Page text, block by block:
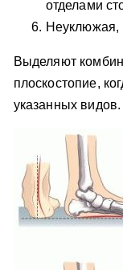
отделами
Неуклюжая,
Выделяют
плоскостопие,
указанных видов.